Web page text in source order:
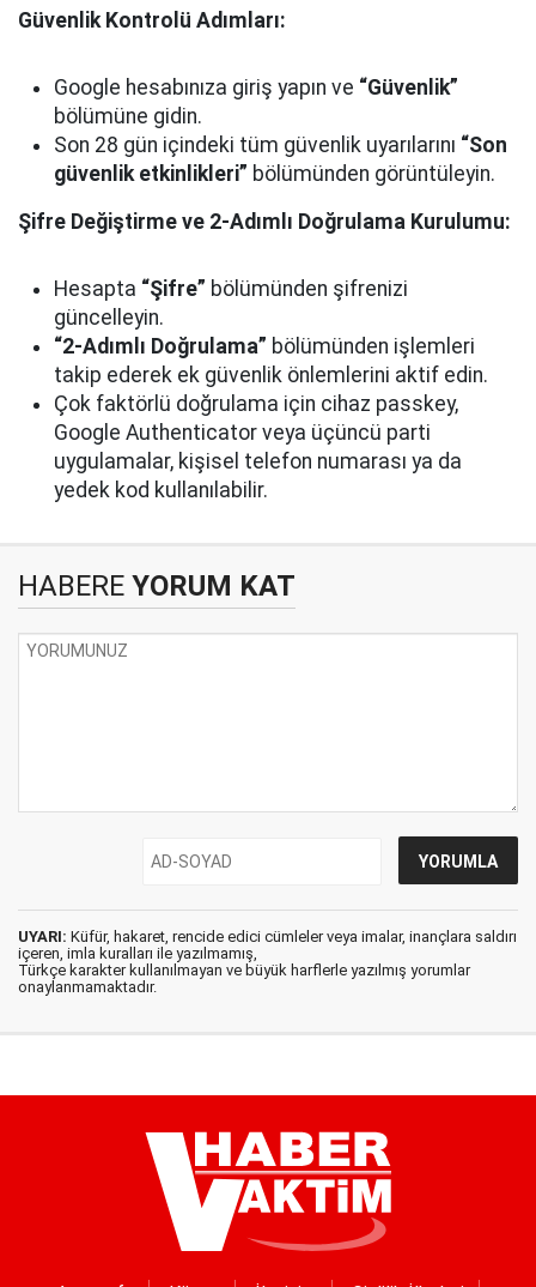
Güvenlik Kontrolü Adımları:
Google hesabınıza giriş yapın ve “Güvenlik”
bölümüne gidin.
Son 28 gün içindeki tüm güvenlik uyarılarını “Son
güvenlik etkinlikleri” bölümünden görüntüleyin.
Şifre Değiştirme ve 2-Adımlı Doğrulama Kurulumu:
Hesapta “Şifre” bölümünden şifrenizi
güncelleyin.
“2-Adımlı Doğrulama” bölümünden işlemleri
takip ederek ek güvenlik önlemlerini aktif edin.
Çok faktörlü doğrulama için cihaz passkey,
Google Authenticator veya üçüncü parti
uygulamalar, kişisel telefon numarası ya da
yedek kod kullanılabilir.
HABERE YORUM KAT
UYARI: Küfür, hakaret, rencide edici cümleler veya imalar, inançlara saldırı
içeren, imla kuralları ile yazılmamış,
Türkçe karakter kullanılmayan ve büyük harflerle yazılmış yorumlar
onaylanmamaktadır.